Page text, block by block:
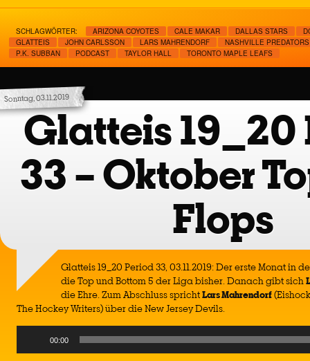
SCHLAGWÖRTER: ARIZONA COYOTES CALE MAKAR DALLAS STARS
GLATTEIS
JOHN CARLSSON LARS MAHRENDORF
NASHVILLE PREDATORS
P.K. SUBBAN
PODCAST TAYLOR HALL TORONTO MAPLE LEAFS
Sonntag, 03.11.2019
Glatteis 19_20
33 – Oktober
Flops
Glatteis 19_20 Period 33, 03.11.2019: Der erste Monat in
die Top und Bottom 5 der Liga bisher. Danach gibt sich
die Ehre. Zum Abschluss sprichtLarsMahrendorf
The Hockey Writers) über die New Jersey Devils.
00:00